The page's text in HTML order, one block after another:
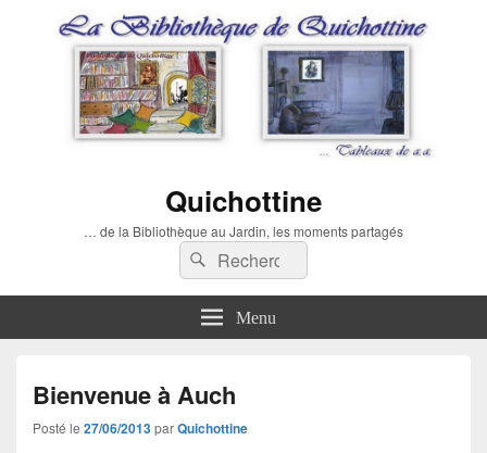
Quichottine
… de la Bibliothèque au Jardin, les moments partagés
Recherche :
Rechercher
Menu
Bienvenue à Auch
Posté le 27/06/2013parQuichottine